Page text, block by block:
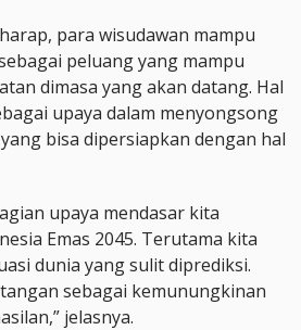
para wisudawan mampu
peluang yang mampu
dimasa yang akan datang. Hal
upaya dalam menyongsong
bisa dipersiapkan dengan hal
upaya mendasar kita
Emas 2045. Terutama kita
dunia yang sulit diprediksi.
sebagai kemunungkinan
jelasnya.